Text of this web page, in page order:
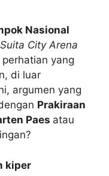
Nasional
Suita City Arena
yang
di luar
argumen yang
Prakiraan
Paes atau
kiper